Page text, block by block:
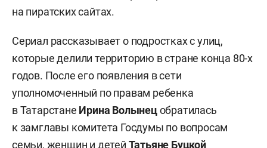
на пиратских сайтах.
Сериал рассказывает о подростках с улиц,
которые делили территорию в стране конца 80-х
годов. После его появления в сети
уполномоченный по правам ребенка
в Татарстане Ирина Волынецобратилась
к замглавы комитета Госдумы по вопросам
семьи, женщин и детей Татьяне Буцкой